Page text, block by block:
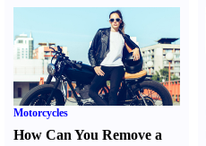
Motorcycles
How Can You Remove a